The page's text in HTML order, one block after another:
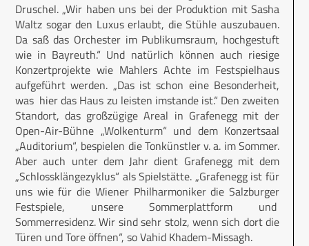
Druschel. „Wir haben uns bei der Produktion mit Sasha
Waltz sogar den Luxus erlaubt, die Stühle auszubauen.
Da saß das Orchester im Publikumsraum, hochgestuft
wie in Bayreuth.“ Und natürlich können auch riesige
Konzertprojekte wie Mahlers Achte im Festspielhaus
aufgeführt werden. „Das ist schon eine Besonderheit,
was hier das Haus zu leisten imstande ist.“ Den zweiten
Standort, das großzügige Areal in Grafenegg mit der
Open-Air-Bühne „Wolkenturm“ und dem Konzertsaal
„Auditorium“, bespielen die Tonkünstler v. a. im Sommer.
Aber auch unter dem Jahr dient Grafenegg mit dem
„Schlossklängezyklus“ als Spielstätte. „Grafenegg ist für
uns wie für die Wiener Philharmoniker die Salzburger
Festspiele, unsere Sommerplattform und
Sommerresidenz. Wir sind sehr stolz, wenn sich dort die
Türen und Tore öffnen“, so Vahid Khadem-Missagh.